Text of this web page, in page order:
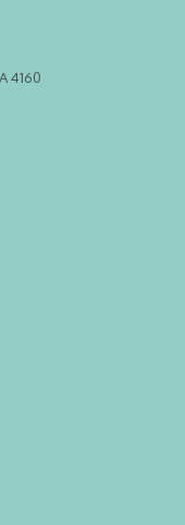
4160